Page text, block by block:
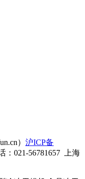
） 沪ICP备
：021-56781657
上海